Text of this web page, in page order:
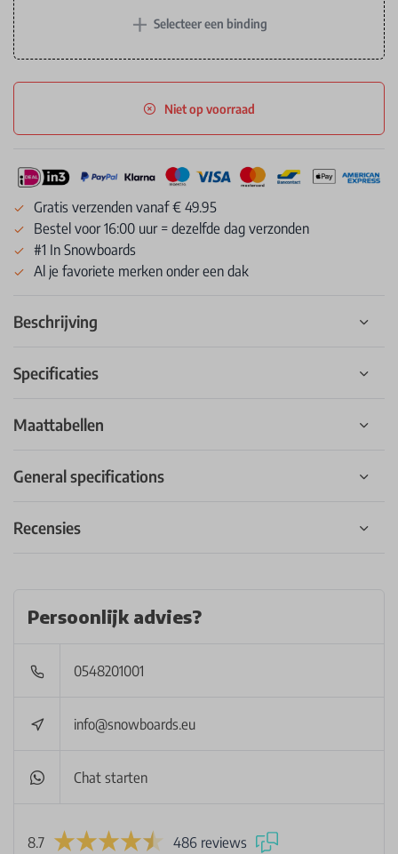
+ Selecteer een binding
Niet op voorraad
Gratis verzenden vanaf € 49.95
Bestel voor 16:00 uur = dezelfde dag verzonden
#1 In Snowboards
Al je favoriete merken onder een dak
Beschrijving
Specificaties
Maattabellen
General specifications
Recensies
Persoonlijk advies?
0548201001
info@snowboards.eu
Chat starten
8.7 486 reviews